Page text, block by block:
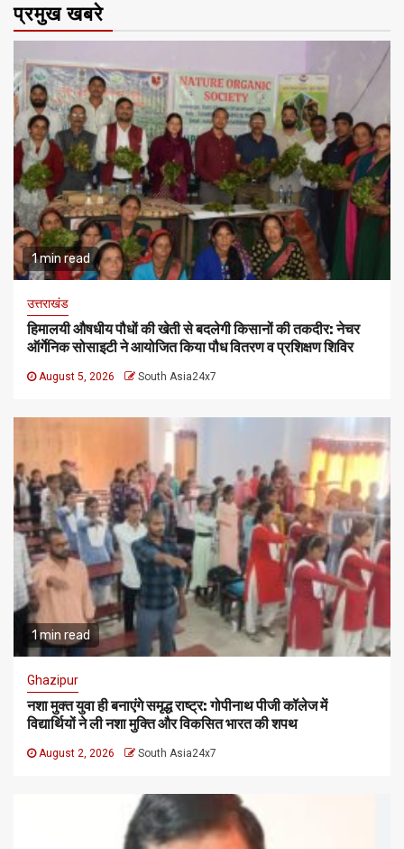
प्रमुख खबरे
1 min read
उत्तराखंड
हिमालयी औषधीय पौधों की खेती से बदलेगी किसानों की तकदीर: नेचर
ऑर्गेनिक सोसाइटी ने आयोजित किया पौध वितरण व प्रशिक्षण शिविर
August 5, 2026 South Asia24x7
1 min read
Ghazipur
नशा मुक्त युवा ही बनाएंगे समृद्ध राष्ट्र: गोपीनाथ पीजी कॉलेज में
विद्यार्थियों ने ली नशा मुक्ति और विकसित भारत की शपथ
August 2, 2026 South Asia24x7